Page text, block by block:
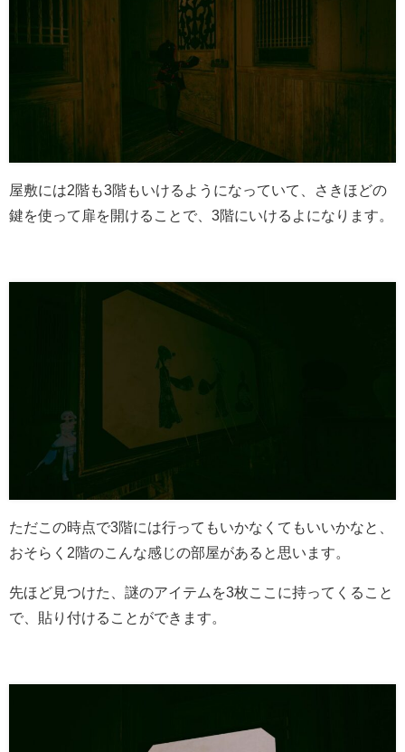
屋敷には2階も3階もいけるようになっていて、さきほどの
鍵を使って扉を開けることで、3階にいけるよになります。
ただこの時点で3階には行ってもいかなくてもいいかなと、
おそらく2階のこんな感じの部屋があると思います。
先ほど見つけた、謎のアイテムを3枚ここに持ってくること
で、貼り付けることができます。